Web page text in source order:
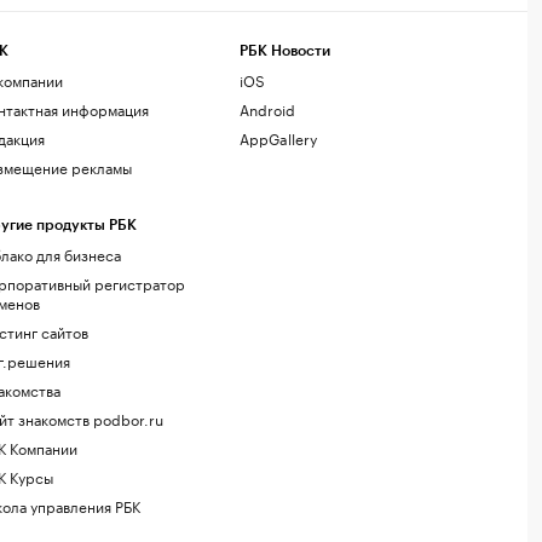
информация
рекламы
продукты РБК
для бизнеса
регистратор
сайтов
знакомств podbor.ru
Компании
Курсы
управления РБК
РБК Новости
iOS
Android
AppGallery